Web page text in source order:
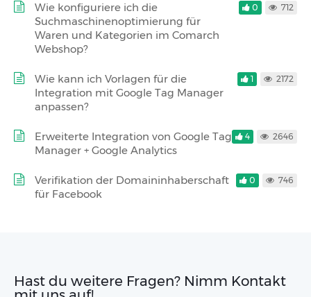
Wie konfiguriere ich die
Suchmaschinenoptimierung für
Waren und Kategorien im Comarch
Webshop?
0 712
Wie kann ich Vorlagen für die
Integration mit Google Tag Manager
anpassen?
1 2172
Erweiterte Integration von Google Tag
Manager + Google Analytics
4 2646
Verifikation der Domaininhaberschaft
für Facebook
0 746
Hast du weitere Fragen? Nimm Kontakt